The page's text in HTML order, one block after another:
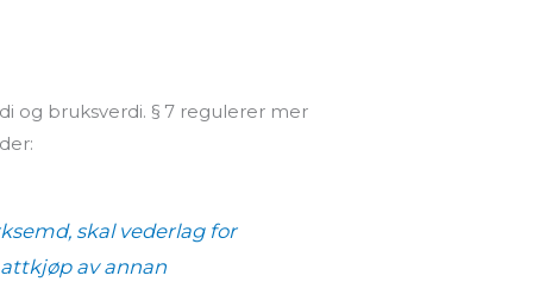
og bruksverdi. § 7 regulerer mer
skal vederlag for
av annan